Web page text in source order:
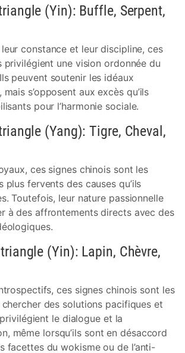
(Yin): Buffle, Serpent,
constance et leur discipline, ces
privilégient une vision ordonnée du
peuvent soutenir les idéaux
s’opposent aux excès qu’ils
pour l’harmonie sociale.
(Yang): Tigre, Cheval,
ces signes chinois sont les
plus fervents des causes qu’ils
Toutefois, leur nature passionnelle
à des affrontements directs avec des
(Yin): Lapin, Chèvre,
ces signes chinois sont les
des solutions pacifiques et
le dialogue et la
même lorsqu’ils sont en désaccord
facettes du wokisme ou de l’anti-